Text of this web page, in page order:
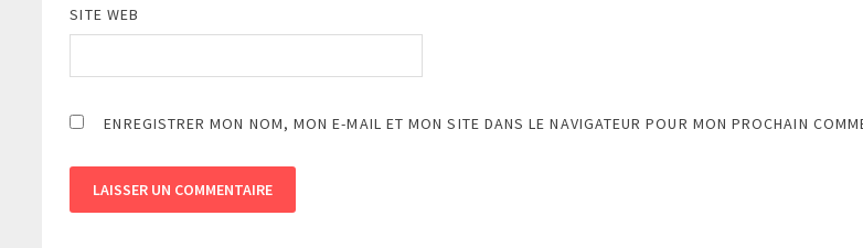
SITE WEB
ENREGISTRER MON NOM, MON E-MAIL ET MON SITE DANS LE NAVIGATEUR POUR MON PROCHAIN